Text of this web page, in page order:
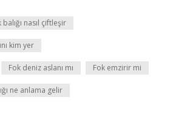
balığı nasıl çiftleşir
kim yer
Fok deniz aslanı mı Fok emzirir mi
ne anlama gelir